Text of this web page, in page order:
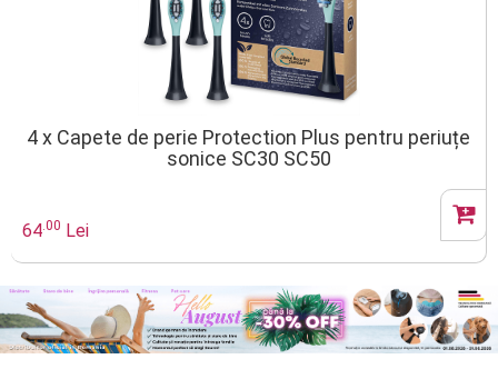
4 x Capete de perie Protection Plus pentru periuțe
sonice SC30 SC50
64.00 Lei